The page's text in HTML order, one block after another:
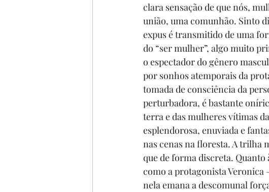
clara sensação de que nós,
união, uma comunhão. Sinto
expus é transmitido de uma
do “ser mulher”, algo muito
o espectador do gênero
por sonhos atemporais da
tomada de consciência da
perturbadora, é bastante
terra e das mulheres vítimas
esplendorosa, enuviada e
nas cenas na floresta. A trilha
que de forma discreta.
como a protagonista Veronica
nela emana a descomunal